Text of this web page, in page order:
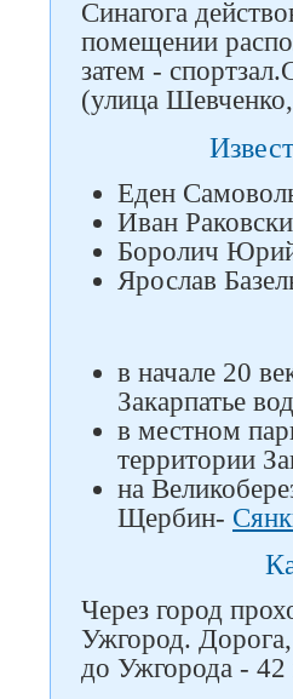
Синагога
помещении
затем -
(улица
Еден
Иван
Боролич Юрий
Ярослав
в начале 20
Закарпатье
в местном
территории
на
Щербин-
Через город
Ужгород.
до Ужгорода - 42